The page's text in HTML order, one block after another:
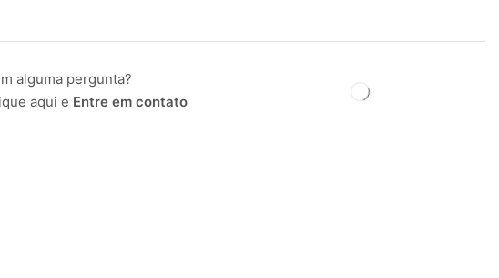
alguma pergunta?
aqui e Entre em contato